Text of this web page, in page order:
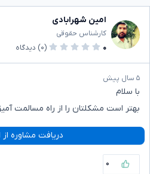
امین شهرابادی
کارشناس حقوقی
۰
(۰) دیدگاه
۵ سال پیش
با سلام
بهتر است مشکلتان را از راه مسالمت
دریافت مشاوره
۰